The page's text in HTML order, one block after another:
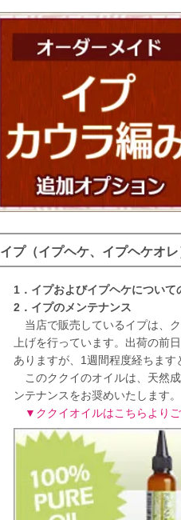
イプ（イプヘケ、イプヘケオ
1．イプおよびイプヘケについて
2．イプのメンテナンス
当店で販売しているイプは、
上げを行っています。出荷の前
ありますが、1週間程度経ちます
このククイのオイルは、天然
ンテナンスをお奨めいたします。
▼ククイオイルはこちらより